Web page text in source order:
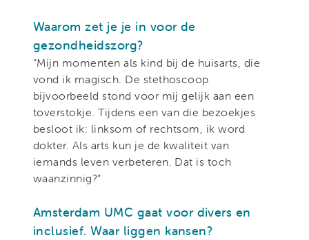
Waarom zet je je in voor de
gezondheidszorg?
“Mijn momenten als kind bij de huisarts, die
vond ik magisch. De stethoscoop
bijvoorbeeld stond voor mij gelijk aan een
toverstokje. Tijdens een van die bezoekjes
besloot ik: linksom of rechtsom, ik word
dokter. Als arts kun je de kwaliteit van
iemands leven verbeteren. Dat is toch
waanzinnig?”
Amsterdam UMC gaat voor divers en
inclusief. Waar liggen kansen?